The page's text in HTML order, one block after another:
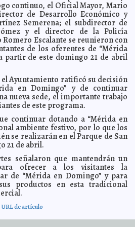
y aliviar el sufrimiento Carmen Alicia
académico al maestro Aureliano
y tecnología impulsando el
solteras Jorge Armando León Borges
promueve participación en elecciones
Ruz Castro presenta la décimo
Blanca “Aprender es la belleza de vivir”
de Mérida cumple su compromiso de
gratuitos a la población Laura Aldama
Patrón la creación de "Vecino vigilante”
Mérida. Carmen Alicia Briceño Sánchez
con visión humanista, avanza para
en el municipio Laura Aldama
diálogo constructivo con Renán
Armando León Borges
trabaja en coordinación con la
de las y los ciudadanos en los
y orientación
continuo, el Oficial Mayor, Mario
de Desarrollo Económico y
Semerena; el subdirector de
y el director de la Policía
Escalante se reunieron con
de los oferentes de “Mérida
partir de este domingo 21 de abril
Ayuntamiento ratificó su decisión
en Domingo” y de continuar
nueva sede, el importante trabajo
de este programa.
continuar dotando a “Mérida en
ambiente festivo, por lo que los
se realizarán en el Parque de San
21 de abril.
señalaron que mantendrán un
ofrecer a los visitantes la
de “Mérida en Domingo” y para
productos en esta tradicional
URL de artículo